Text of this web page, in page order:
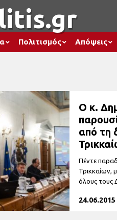
Πολιτισμός Απόψεις
Ο κ.
από τη
Πέντε
Τρικκαίων,
όλους τους
24.06.2015